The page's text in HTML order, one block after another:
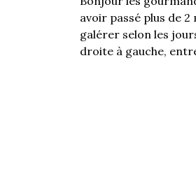
avoir passé plus de
galérer selon les
droite à gauche,